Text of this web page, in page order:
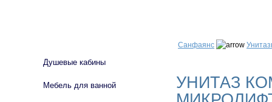
Санфаянс
УНИТАЗ
Душевые кабины
Мебель для ванной